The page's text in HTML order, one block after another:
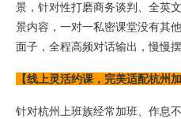
景，针对性打磨商务谈判、全英
景内容，一对一私密课堂没有其
面子，全程高频对话输出，慢慢
【线上灵活约课，完美适配杭州
针对杭州上班族经常加班、作息